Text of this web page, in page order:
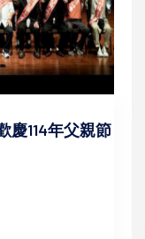
慶114年父親節